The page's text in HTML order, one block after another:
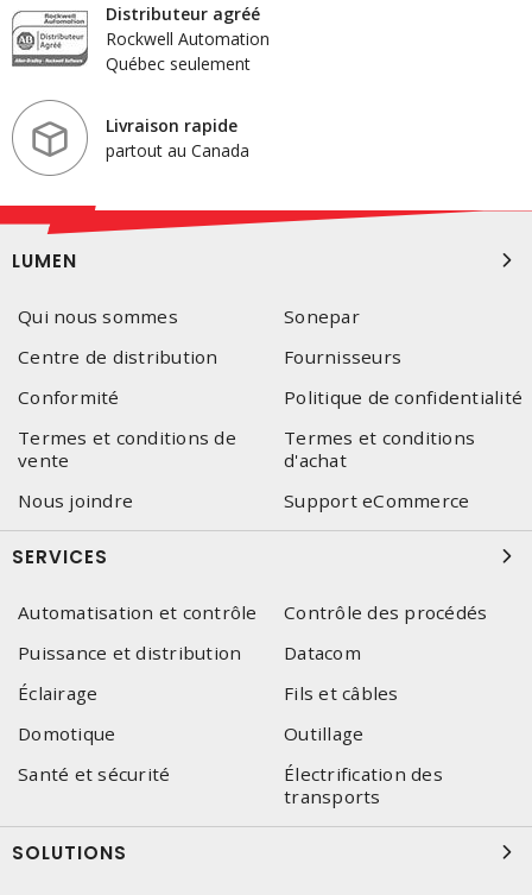
Distributeur agréé
Rockwell Automation
Québec seulement
Livraison rapide
partout au Canada
LUMEN
Qui nous sommes
Sonepar
Centre de distribution
Fournisseurs
Conformité
Politique de confidentialité
Termes et conditions de
vente
Termes et conditions
d'achat
Nous joindre
Support eCommerce
SERVICES
Automatisation et contrôle
Contrôle des procédés
Puissance et distribution
Datacom
Éclairage
Fils et câbles
Domotique
Outillage
Santé et sécurité
Électrification des
transports
SOLUTIONS